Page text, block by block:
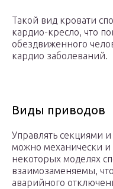
Такой вид кровати
кардио-кресло, что
обездвиженного
кардио заболеваний.
Виды приводов
Управлять секциями
можно механически
некоторых моделях
взаимозаменяемы,
аварийного